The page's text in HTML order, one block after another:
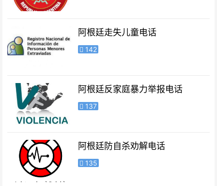
阿根廷走失儿童电话
142
阿根廷反家庭暴力举报电话
137
阿根廷防自杀劝解电话
135